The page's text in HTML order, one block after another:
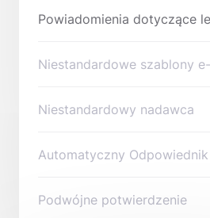
Powiadomienia dotyczące
Niestandardowe szablony
Niestandardowy nadawca
Automatyczny Odpowiednik
Podwójne potwierdzenie